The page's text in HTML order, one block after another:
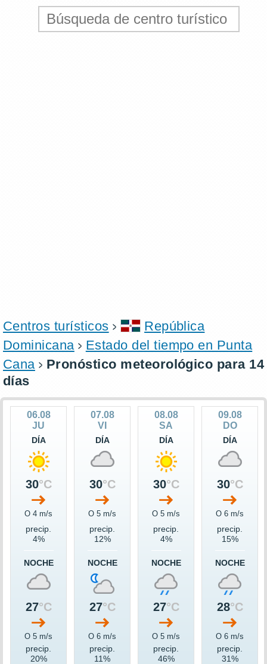
Centros turísticos
República
Dominicana
Estado del tiempo en Punta
Cana
Pronóstico meteorológico para 14
días
06.08
JU
DÍA
30°C
O 4 m/s
precip.
4%
NOCHE
27°C
O 5 m/s
precip.
20%
07.08
VI
DÍA
30°C
O 5 m/s
precip.
12%
NOCHE
27°C
O 6 m/s
precip.
11%
08.08
SA
DÍA
30°C
O 5 m/s
precip.
4%
NOCHE
27°C
O 5 m/s
precip.
46%
09.08
DO
DÍA
30°C
O 6 m/s
precip.
15%
NOCHE
28°C
O 6 m/s
precip.
31%